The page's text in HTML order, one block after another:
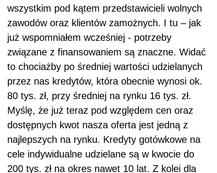
wszystkim pod kątem przedstawicieli wolnych
zawodów oraz klientów zamożnych. I tu – jak
już wspomniałem wcześniej - potrzeby
związane z finansowaniem są znaczne. Widać
to chociażby po średniej wartości udzielanych
przez nas kredytów, która obecnie wynosi ok.
80 tys. zł, przy średniej na rynku 16 tys. zł.
Myślę, że już teraz pod względem cen oraz
dostępnych kwot nasza oferta jest jedną z
najlepszych na rynku. Kredyty gotówkowe na
cele indywidualne udzielane są w kwocie do
200 tys. zł na okres nawet 10 lat. Z kolei dla